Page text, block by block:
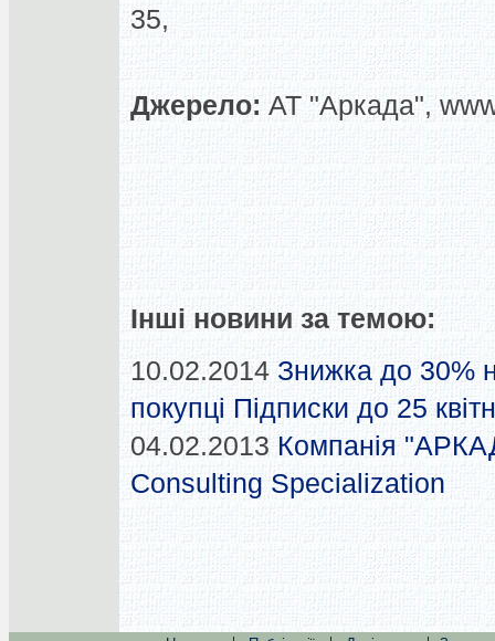
35,
Джерело: АТ "Аркада",
Інші новини за темою:
10.02.2014 Знижка до 30%
покупці Підписки до 25
04.02.2013 Компанія
Consulting Specialization